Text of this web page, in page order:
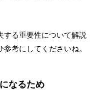
する重要性について解説
考にしてくださいね。
なるため